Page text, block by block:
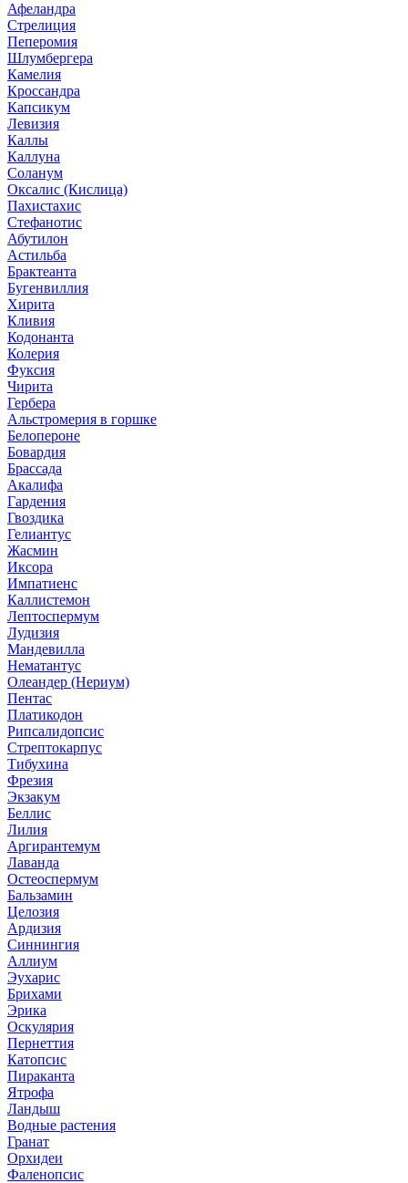
Афеландра
Стрелиция
Пеперомия
Шлумбергера
Камелия
Кроссандра
Капсикум
Левизия
Каллы
Каллуна
Соланум
Оксалис (Кислица)
Пахистахис
Стефанотис
Абутилон
Астильба
Брактеанта
Бугенвиллия
Хирита
Кливия
Кодонанта
Колерия
Фуксия
Чирита
Гербера
Альстромерия в горшке
Белопероне
Бовардия
Брассада
Акалифа
Гардения
Гвоздика
Гелиантус
Жасмин
Иксора
Импатиенс
Каллистемон
Лептоспермум
Лудизия
Мандевилла
Нематантус
Олеандер (Нериум)
Пентас
Платикодон
Рипсалидопсис
Стрептокарпус
Тибухина
Фрезия
Экзакум
Беллис
Лилия
Аргирантемум
Лаванда
Остеоспермум
Бальзамин
Целозия
Ардизия
Синнингия
Аллиум
Эухарис
Брихами
Эрика
Оскулярия
Пернеттия
Катопсис
Пираканта
Ятрофа
Ландыш
Водные растения
Гранат
Орхидеи
Фаленопсис